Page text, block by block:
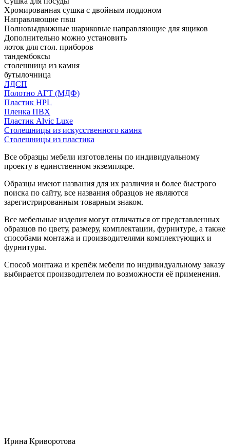
Хромированная сушка с двойным поддоном
Направляющие пвш
Полновыдвижные шариковые направляющие для ящиков
Дополнительно можно установить
лоток для стол. приборов
тандембоксы
столешница из камня
бутылочница
ЛДСП
Полотно АГТ (МДФ)
Пластик HPL
Пленка ПВХ
Пластик Alvic Luxe
Столешницы из искусственного камня
Столешницы из пластика
Все образцы мебели изготовлены по индивидуальному
проекту в единственном экземпляре.
Образцы имеют названия для их различия и более быстрого
поиска по сайту, все названия образцов не являются
зарегистрированным товарным знаком.
Все мебельные изделия могут отличаться от представленных
образцов по цвету, размеру, комплектации, фурнитуре, а также
способами монтажа и производителями комплектующих и
фурнитуры.
Способ монтажа и крепёж мебели по индивидуальному заказу
выбирается производителем по возможности её применения.
Ирина Криворотова